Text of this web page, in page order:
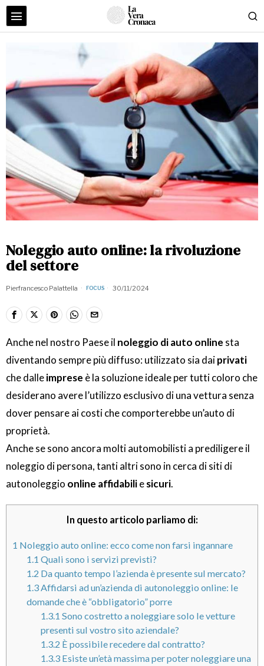
Noleggio auto online: la rivoluzione
del settore
Pierfrancesco Palattella FOCUS 30/11/2024
Anche nel nostro Paese il noleggio di auto online sta
diventando sempre più diffuso: utilizzato sia daiprivati
che dalleimprese è la soluzione ideale per tutti coloro che
desiderano avere l’utilizzo esclusivo di una vettura senza
dover pensare ai costi che comporterebbe un’auto di
proprietà.
Anche se sono ancora molti automobilisti a prediligere il
noleggio di persona, tanti altri sono in cerca di siti di
autonoleggio online affidabiliesicuri.
In questo articolo parliamo di:
1 Noleggio auto online: ecco come non farsi ingannare
1.1 Quali sono i servizi previsti?
1.2 Da quanto tempo l’azienda è presente sul mercato?
1.3 Affidarsi ad un’azienda di autonoleggio online: le
domande che è “obbligatorio” porre
1.3.1 Sono costretto a noleggiare solo le vetture
presenti sul vostro sito aziendale?
1.3.2 È possibile recedere dal contratto?
1.3.3 Esiste un’età massima per poter noleggiare una